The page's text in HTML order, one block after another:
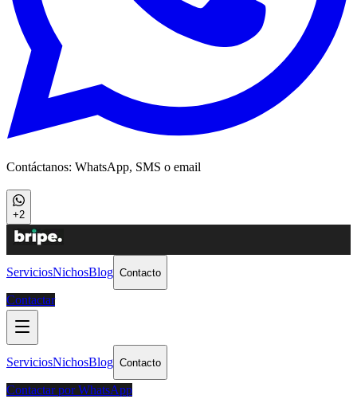
Contáctanos: WhatsApp, SMS o email
+2
ServiciosNichosBlog Contacto
Contactar
ServiciosNichosBlog Contacto
Contactar por WhatsApp